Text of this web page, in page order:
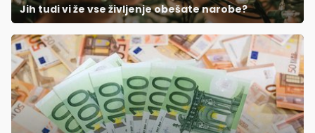
Jih tudi vi že vse življenje obešate narobe?